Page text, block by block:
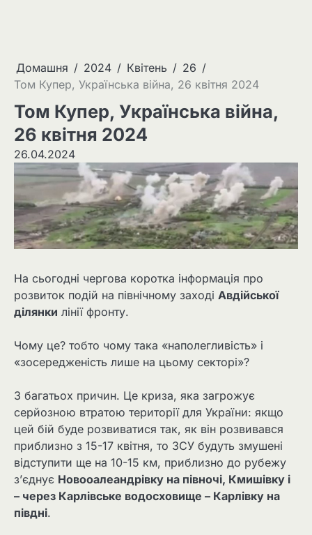
Домашня 2024 Квітень
26
Том Купер, Українська війна, 26 квітня 2024
Том Купер, Українська війна,
26 квітня 2024
26.04.2024
На сьогодні чергова коротка інформація про
розвиток подій на північному заході Авдійської
ділянки лінії фронту.
Чому це? тобто чому така «наполегливість» і
«зосередженість лише на цьому секторі»?
З багатьох причин. Це криза, яка загрожує
серйозною втратою території для України: якщо
цей бій буде розвиватися так, як він розвивався
приблизно з 15-17 квітня, то ЗСУ будуть змушені
відступити ще на 10-15 км, приблизно до рубежу
з’єднує Новооалеандрівку на півночі, Кмишівку і
– через Карлівське водосховище – Карлівку на
півдні.